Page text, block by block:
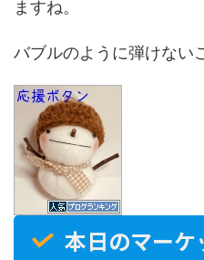
ますね。
バブルのように弾けない
本日のマーケ